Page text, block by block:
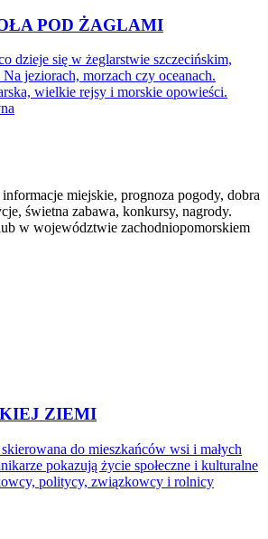
POD ŻAGLAMI
dzieje się w żeglarstwie szczecińskim,
jeziorach, morzach czy oceanach.
wielkie rejsy i morskie opowieści.
miejskie, prognoza pogody, dobra
świetna zabawa, konkursy, nagrody.
w województwie zachodniopomorskiem
ZIEMI
do mieszkańców wsi i małych
pokazują życie społeczne i kulturalne
politycy, związkowcy i rolnicy